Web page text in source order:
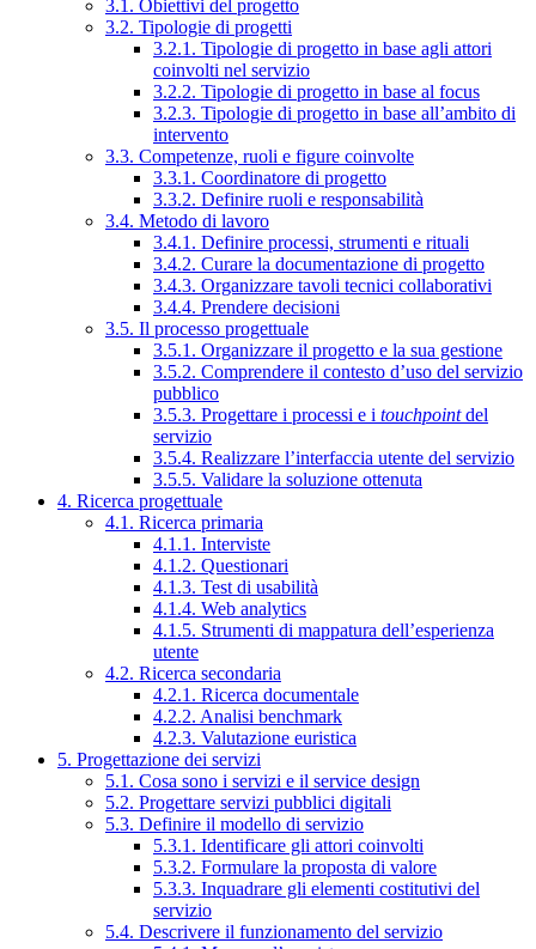
3.1. Obiettivi del progetto
3.2. Tipologie di progetti
3.2.1. Tipologie di progetto in base agli attori
coinvolti nel servizio
3.2.2. Tipologie di progetto in base al focus
3.2.3. Tipologie di progetto in base all’ambito di
intervento
3.3. Competenze, ruoli e figure coinvolte
3.3.1. Coordinatore di progetto
3.3.2. Definire ruoli e responsabilità
3.4. Metodo di lavoro
3.4.1. Definire processi, strumenti e rituali
3.4.2. Curare la documentazione di progetto
3.4.3. Organizzare tavoli tecnici collaborativi
3.4.4. Prendere decisioni
3.5. Il processo progettuale
3.5.1. Organizzare il progetto e la sua gestione
3.5.2. Comprendere il contesto d’uso del servizio
pubblico
3.5.3. Progettare i processi e i touchpointdel
servizio
3.5.4. Realizzare l’interfaccia utente del servizio
3.5.5. Validare la soluzione ottenuta
4. Ricerca progettuale
4.1. Ricerca primaria
4.1.1. Interviste
4.1.2. Questionari
4.1.3. Test di usabilità
4.1.4. Web analytics
4.1.5. Strumenti di mappatura dell’esperienza
utente
4.2. Ricerca secondaria
4.2.1. Ricerca documentale
4.2.2. Analisi benchmark
4.2.3. Valutazione euristica
5. Progettazione dei servizi
5.1. Cosa sono i servizi e il service design
5.2. Progettare servizi pubblici digitali
5.3. Definire il modello di servizio
5.3.1. Identificare gli attori coinvolti
5.3.2. Formulare la proposta di valore
5.3.3. Inquadrare gli elementi costitutivi del
servizio
5.4. Descrivere il funzionamento del servizio